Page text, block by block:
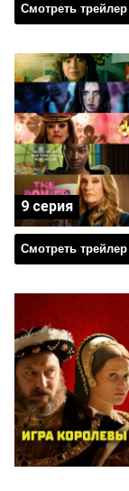
Смотреть трейлер
Смотреть трейлер
9 серия